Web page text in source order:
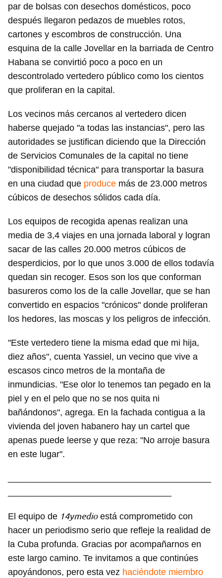
par de bolsas con desechos domésticos, poco
después llegaron pedazos de muebles rotos,
cartones y escombros de construcción. Una
esquina de la calle Jovellar en la barriada de Centro
Habana se convirtió poco a poco en un
descontrolado vertedero público como los cientos
que proliferan en la capital.
Los vecinos más cercanos al vertedero dicen
haberse quejado "a todas las instancias", pero las
autoridades se justifican diciendo que la Dirección
de Servicios Comunales de la capital no tiene
"disponibilidad técnica" para transportar la basura
en una ciudad que produce más de 23.000 metros
cúbicos de desechos sólidos cada día.
Los equipos de recogida apenas realizan una
media de 3,4 viajes en una jornada laboral y logran
sacar de las calles 20.000 metros cúbicos de
desperdicios, por lo que unos 3.000 de ellos todavía
quedan sin recoger. Esos son los que conforman
basureros como los de la calle Jovellar, que se han
convertido en espacios "crónicos" donde proliferan
los hedores, las moscas y los peligros de infección.
"Este vertedero tiene la misma edad que mi hija,
diez años", cuenta Yassiel, un vecino que vive a
escasos cinco metros de la montaña de
inmundicias. "Ese olor lo tenemos tan pegado en la
piel y en el pelo que no se nos quita ni
bañándonos", agrega. En la fachada contigua a la
vivienda del joven habanero hay un cartel que
apenas puede leerse y que reza: "No arroje basura
en este lugar".
El equipo de 14ymedioestá comprometido con
hacer un periodismo serio que refleje la realidad de
la Cuba profunda. Gracias por acompañarnos en
este largo camino. Te invitamos a que continúes
apoyándonos, pero esta vez haciéndote miembro